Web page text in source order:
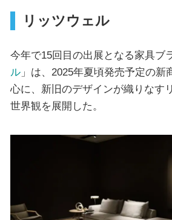
リッツウェル
今年で15回目の出展となる家具ブ
ル」は、2025年夏頃発売予定の新
心に、新旧のデザインが織りなす
世界観を展開した。